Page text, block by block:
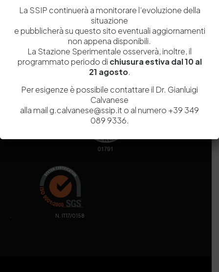
Iscrizione REA
NA 920756
Codice di iscrizione all’Anagrafe Nazionale delle Ricerche del
MIUR 000290_EIRI
Euro9.690.240,00
stazionesperimentaleindustriapelli@legalmail.it
Sede legaleVia Campi Flegrei, 34 – 80078 Pozzuoli (NA) – Tel. +39
. N. IT17/0158
La SSIP continuerà a monitorare l’evoluzione della
situazione
e pubblicherà su questo sito eventuali aggiornamenti
non appena disponibili.
La Stazione Sperimentale osserverà, inoltre, il
programmato periodo di chiusura estiva dal 10 al
21 agosto.
Per esigenze è possibile contattare il Dr. Gianluigi
Calvanese
alla mail g.calvanese@ssip.it o al numero +39 349
089 9336.